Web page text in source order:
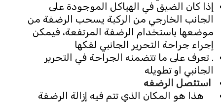
إذا كان الضيق في الهياكل الموجودة على
الجانب الخارجي من الركبة يسحب الرضفة من
موضعها باستخدام الرضفة المرتفعة، فيمكن
إجراء جراحة التحرير الجانبي لفكها
. تعرف على ما تتضمنه الجراحة في التحرير
الجانبي او تطويله
استئصل الرضفه
هذا هو المكان الذي تتم فيه إزالة الرضفة